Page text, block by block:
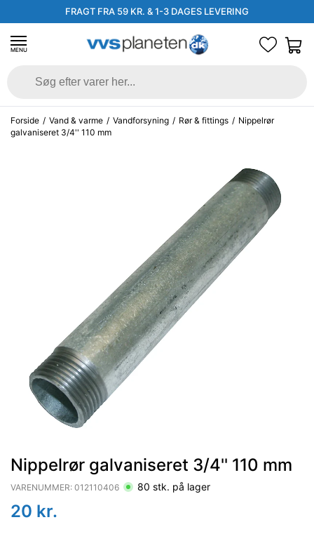
FRAGT FRA 59 KR. & 1-3 DAGES LEVERING
MENU
Forside / Vand & varme / Vandforsyning / Rør & fittings / Nippelrør
galvaniseret 3/4'' 110 mm
Nippelrør galvaniseret 3/4'' 110 mm
VARENUMMER: 012110406 80 stk. på lager
20 kr.